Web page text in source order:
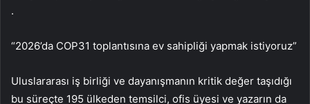
.
“2026’da COP31 toplantısına ev sahipliği yapmak istiyoruz”
Uluslararası iş birliği ve dayanışmanın kritik değer taşıdığı
bu süreçte 195 ülkeden temsilci, ofis üyesi ve yazarın da